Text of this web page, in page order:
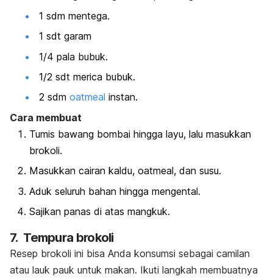
1 sdm mentega.
1 sdt garam
1/4 pala bubuk.
1/2 sdt merica bubuk.
2 sdm oatmeal instan.
Cara membuat
Tumis bawang bombai hingga layu, lalu masukkan
brokoli.
Masukkan cairan kaldu, oatmeal, dan susu.
Aduk seluruh bahan hingga mengental.
Sajikan panas di atas mangkuk.
7. Tempura brokoli
Resep brokoli ini bisa Anda konsumsi sebagai camilan
atau lauk pauk untuk makan. Ikuti langkah membuatnya